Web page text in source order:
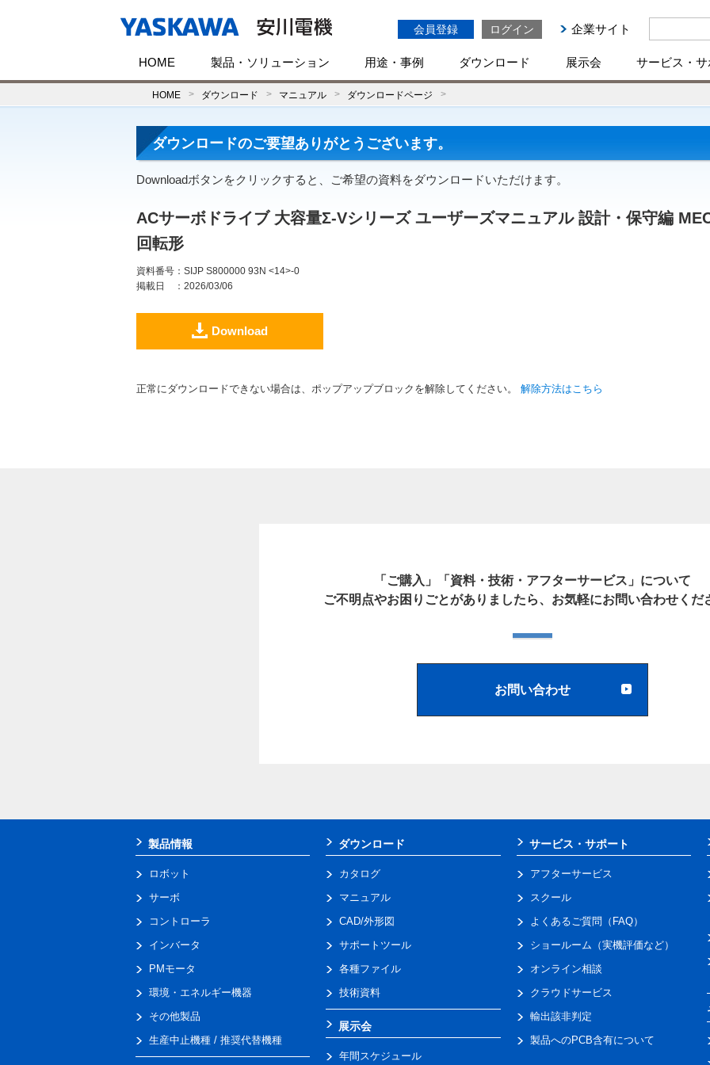
会員登録 ログイン 企業サイト
HOME 製品・ソリューション 用途・事例 ダウンロード 展示会 サービス・
HOME ダウンロード マニュアル ダウンロードページ
ダウンロードのご要望ありがとうございます。
Downloadボタンをクリックすると、ご希望の資料をダウンロードいただけます。
ACサーボドライブ 大容量Σ-Vシリーズ ユーザーズマニュアル 設計・保守編
回転形
資料番号 ：SIJP S800000 93N <14>-0
掲載日
：2026/03/06
Download
正常にダウンロードできない場合は、ポップアップブロックを解除してください。 解除方法はこちら
「ご購入」「資料・技術・アフターサービス」について
ご不明点やお困りごとがありましたら、お気軽にお問い合わせくだ
お問い合わせ
製品情報
ロボット
サーボ
コントローラ
インバータ
PMモータ
環境・エネルギー機器
その他製品
生産中止機種 / 推奨代替機種
ダウンロード
カタログ
マニュアル
CAD/外形図
サポートツール
各種ファイル
技術資料
展示会
年間スケジュール
サービス・サポート
アフターサービス
スクール
よくあるご質問（FAQ）
ショールーム（実機評価など）
オンライン相談
クラウドサービス
輸出該非判定
製品へのPCB含有について